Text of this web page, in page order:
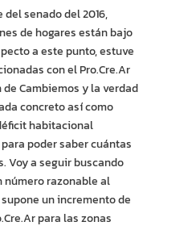
senado del 2016,
de hogares están bajo
a este punto, estuve
con el Pro.Cre.Ar
Cambiemos y la verdad
concreto así como
habitacional
poder saber cuántas
Voy a seguir buscando
número razonable al
un incremento de
para las zonas